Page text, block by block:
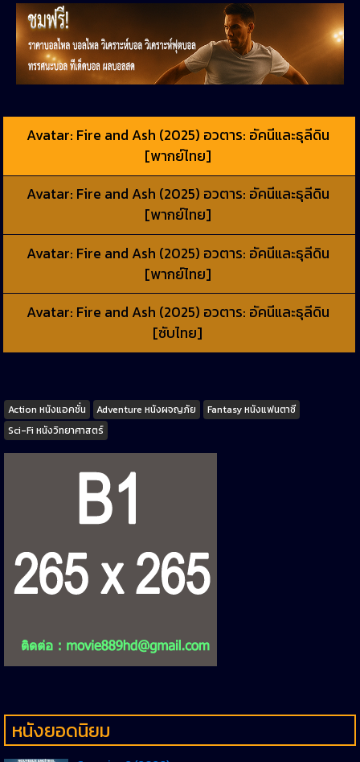
Avatar: Fire and Ash (2025) อวตาร: อัคนีและธุลีดิน
[พากย์ไทย]
Avatar: Fire and Ash (2025) อวตาร: อัคนีและธุลีดิน
[พากย์ไทย]
Avatar: Fire and Ash (2025) อวตาร: อัคนีและธุลีดิน
[พากย์ไทย]
Avatar: Fire and Ash (2025) อวตาร: อัคนีและธุลีดิน
[ซับไทย]
Tags
Action หนังแอคชั่น Adventure หนังผจญภัย
Fantasy หนังแฟนตาซี
Sci-Fi หนังวิทยาศาสตร์
หนังยอดนิยม